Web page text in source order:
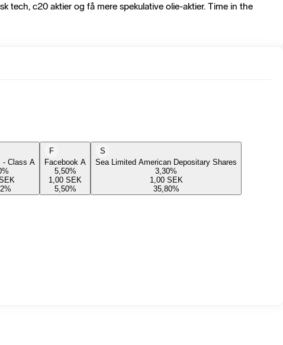
c20 aktier og få mere spekulative olie-aktier. Time in the
- Class A
%
%
F
Facebook A
5,50%
1,00 SEK
5,50%
S
Sea Limited American Depositary Shares
3,30%
1,00 SEK
35,80%